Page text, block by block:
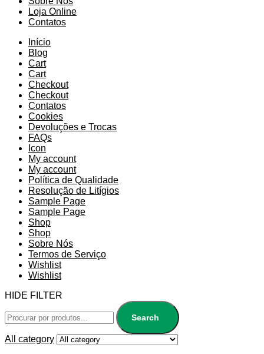
Loja Online
Contatos
Início
Blog
Cart
Cart
Checkout
Checkout
Contatos
Cookies
Devoluções e Trocas
FAQs
Icon
My account
My account
Política de Qualidade
Resolução de Litígios
Sample Page
Sample Page
Shop
Shop
Sobre Nós
Termos de Serviço
Wishlist
Wishlist
HIDE FILTER
Search
All category